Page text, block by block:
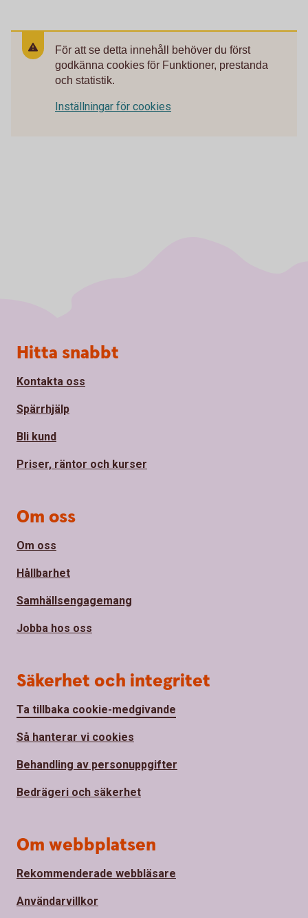
För att se detta innehåll behöver du först
godkänna cookies för Funktioner, prestanda
och statistik.
Inställningar för cookies
Sidfot
Hitta snabbt
Kontakta oss
Spärrhjälp
Bli kund
Priser, räntor och kurser
Om oss
Om oss
Hållbarhet
Samhällsengagemang
Jobba hos oss
Säkerhet och integritet
Ta tillbaka cookie-medgivande
Så hanterar vi cookies
Behandling av personuppgifter
Bedrägeri och säkerhet
Om webbplatsen
Rekommenderade webbläsare
Användarvillkor